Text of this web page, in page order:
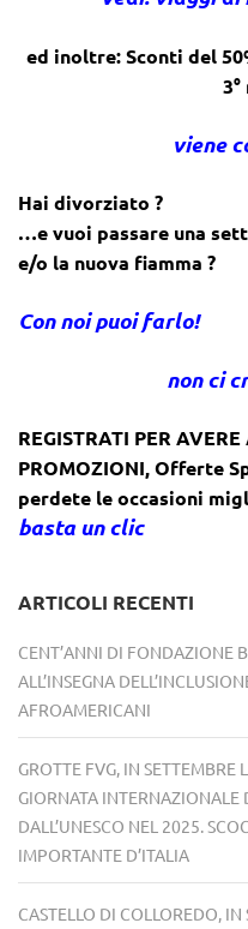
ed inoltre: Sconti del
viene
Hai divorziato ?
…e vuoi passare una
e/o la nuova fiamma ?
Con noi puoi farlo!
non ci
REGISTRATI PER
PROMOZIONI,Offerte
perdete le occasioni
basta un clic
ARTICOLI RECENTI
CENT’ANNI DI FONDAZIONE
ALL’INSEGNA
AFROAMERICANI
GROTTE FVG, IN SETTEMBRE
GIORNATA INTERNAZIONALE
DALL’UNESCO NEL 2025.
IMPORTANTE D’ITALIA
CASTELLO DI COLLOREDO, IN